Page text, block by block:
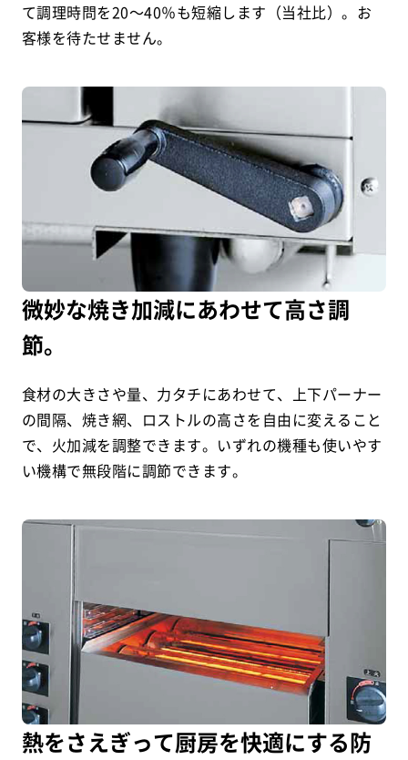
て調理時問を20～40％も短縮します（当社比）。お
客様を待たせません。
微妙な焼き加減にあわせて高さ調
節。
食材の大きさや量、力タチにあわせて、上下パーナー
の間隔、焼き網、ロストルの高さを自由に変えること
で、火加減を調整できます。いずれの機種も使いやす
い機構で無段階に調節できます。
熱をさえぎって厨房を快適にする防